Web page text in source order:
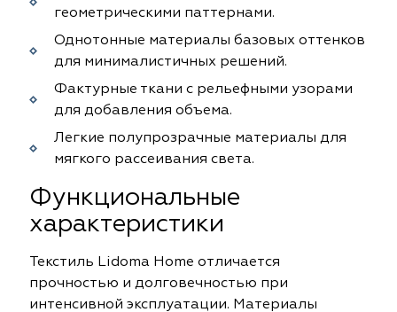
геометрическими паттернами.
Однотонные материалы базовых оттенков
для минималистичных решений.
Фактурные ткани с рельефными узорами
для добавления объема.
Легкие полупрозрачные материалы для
мягкого рассеивания света.
Функциональные
характеристики
Текстиль Lidoma Home отличается
прочностью и долговечностью при
интенсивной эксплуатации. Материалы